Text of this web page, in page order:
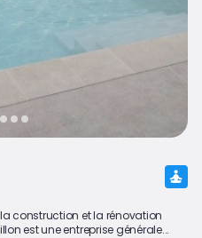
construction et la rénovation
est une entreprise générale...